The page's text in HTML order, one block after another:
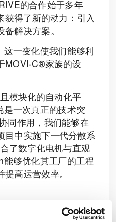
的合作始于多年
获得了新的动力：引入
解决方案。
一变化使我们能够利
MOVI-C®家族的设
模块化的自动化平
是一次真正的技术突
同作用，我们能够在
目中实施下一代分散系
了数字化电机与直观
能够优化其工厂的工程
高运营效率。
合作促成了一个尖端